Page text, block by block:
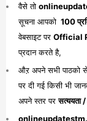
वैसे तो
सूचना आपको 100
वेबसाइट पर Official
प्रदान करते है,
औऱ अपने सभी पाठको
पर दी गई किसी भी
अपने स्तर पर